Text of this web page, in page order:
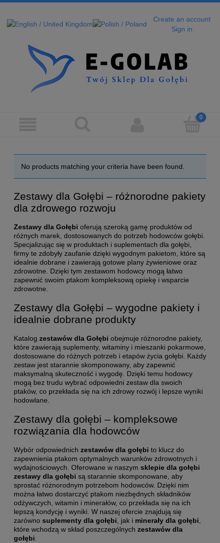
Create an account
Sign in
No products matching your criteria have been found.
Zestawy dla Gołębi – różnorodne pakiety
dla zdrowego rozwoju
Zestawy dla Gołębi oferują szeroką gamę produktów od
różnych marek, dostosowanych do potrzeb hodowców gołębi.
Specjalizując się w produktach i suplementach dla gołębi,
firmy te zdobyły zaufanie dzięki wygodnym pakietom, które są
idealnie dobrane i zawierają gotowe plany żywieniowe oraz
zdrowotne. Dzięki tym zestawom hodowcy mogą łatwo
zapewnić swoim ptakom kompleksową opiekę i wsparcie
zdrowotne.
Zestawy dla Gołębi – wygodne pakiety i
idealnie dobrane produkty
Katalog zestawów dla Gołębi obejmuje różnorodne pakiety,
które zawierają suplementy, witaminy i mieszanki pokarmowe,
dostosowane do różnych potrzeb i etapów życia gołębi. Każdy
zestaw jest starannie skomponowany, aby zapewnić
maksymalną skuteczność i wygodę. Dzięki temu hodowcy
mogą bez trudu wybrać odpowiedni zestaw dla swoich
ptaków, co przekłada się na ich zdrowy rozwój i lepsze wyniki
hodowlane.
Zestawy dla gołębi – kompleksowe
rozwiązania dla hodowców
Wybór odpowiednich zestawów dla gołębi to klucz do
zapewnienia ptakom optymalnych warunków zdrowotnych i
wydajnościowych. Oferowane w naszym sklepie dla gołębi
zestawy dla gołębi są starannie skomponowane, aby
sprostać różnorodnym potrzebom hodowców. Dzięki nim
można łatwo dostarczyć ptakom niezbędnych składników
odżywczych, witamin i minerałów, co przekłada się na ich
lepszą kondycję i wyniki. W naszej ofercie znajdują się
zarówno suplementy dla gołębi , jak i minerały dla gołębi
które wchodzą w skład poszczególnych zestawów dla
gołębi